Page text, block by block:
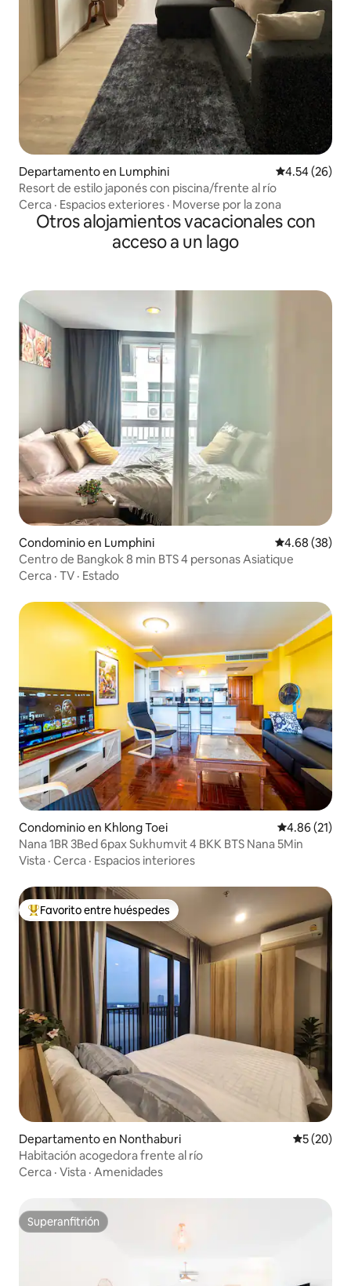
Departamento en Lumphini Calificación
4.54 (26)
Resort de estilo japonés con piscina/frente al río
Cerca · Espacios exteriores · Moverse por la zona
Otros alojamientos vacacionales con
acceso a un lago
Condominio en Lumphini Calificación
4.68 (38)
Centro de Bangkok 8 min BTS 4 personas Asiatique
Cerca · TV · Estado
Condominio en Khlong Toei Calificación
4.86 (21)
Nana 1BR 3Bed 6pax Sukhumvit 4 BKK BTS Nana 5Min
Vista · Cerca · Espacios interiores
De los mejores en Favorito entre huéspedes
Favorito entre huéspedes
Departamento en Nonthaburi
5 (20)
Habitación acogedora frente al río
Cerca · Vista · Amenidades
Superanfitrión
Superanfitrión